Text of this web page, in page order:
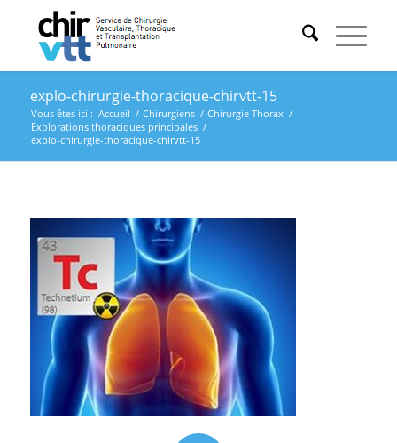
explo-chirurgie-thoracique-chirvtt-15
Vous êtes ici : Accueil / Chirurgiens / Chirurgie Thorax /
Explorations thoraciques principales /
explo-chirurgie-thoracique-chirvtt-15